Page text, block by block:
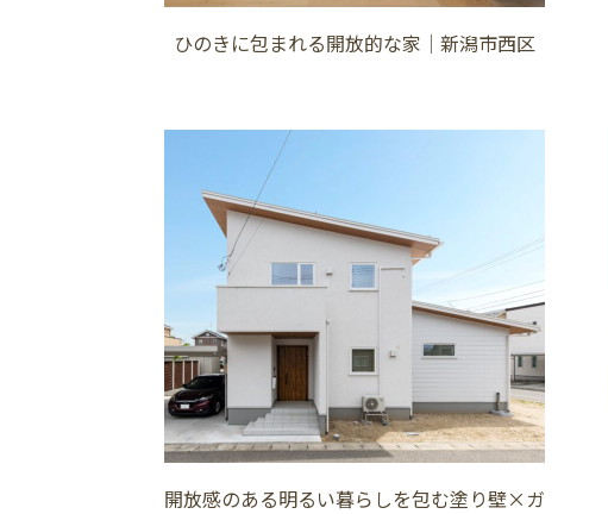
ひのきに包まれる開放的な家│新潟市西区
開放感のある明るい暮らしを包む塗り壁×ガ